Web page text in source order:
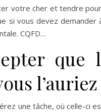
votre cher et tendre
si vous devez demander
CQFD…
que
une tâche, où celle-ci